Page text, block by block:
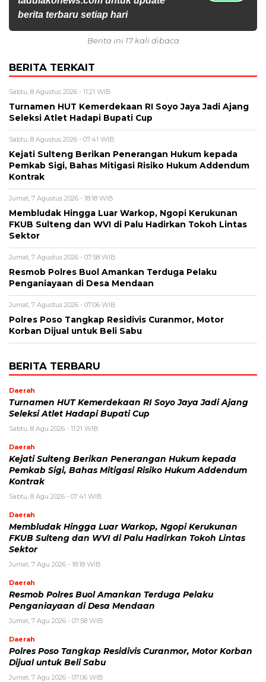
berita terbaru setiap hari
Berita ini 17 kali dibaca
BERITA TERKAIT
Sabtu, 8 Agustus 2026 - 11:21 WIB
Turnamen HUT Kemerdekaan RI Soyo Jaya Jadi Ajang
Seleksi Atlet Hadapi Bupati Cup
Sabtu, 8 Agustus 2026 - 07:41 WIB
Kejati Sulteng Berikan Penerangan Hukum kepada
Pemkab Sigi, Bahas Mitigasi Risiko Hukum Addendum
Kontrak
Jumat, 7 Agustus 2026 - 18:18 WIB
Membludak Hingga Luar Warkop, Ngopi Kerukunan
FKUB Sulteng dan WVI di Palu Hadirkan Tokoh Lintas
Sektor
Jumat, 7 Agustus 2026 - 07:58 WIB
Resmob Polres Buol Amankan Terduga Pelaku
Penganiayaan di Desa Mendaan
Jumat, 7 Agustus 2026 - 07:06 WIB
Polres Poso Tangkap Residivis Curanmor, Motor
Korban Dijual untuk Beli Sabu
BERITA TERBARU
Daerah
Turnamen HUT Kemerdekaan RI Soyo Jaya Jadi Ajang
Seleksi Atlet Hadapi Bupati Cup
Sabtu, 8 Agu 2026 - 11:21 WIB
Daerah
Kejati Sulteng Berikan Penerangan Hukum kepada
Pemkab Sigi, Bahas Mitigasi Risiko Hukum Addendum
Kontrak
Sabtu, 8 Agu 2026 - 07:41 WIB
Daerah
Membludak Hingga Luar Warkop, Ngopi Kerukunan
FKUB Sulteng dan WVI di Palu Hadirkan Tokoh Lintas
Sektor
Jumat, 7 Agu 2026 - 18:18 WIB
Daerah
Resmob Polres Buol Amankan Terduga Pelaku
Penganiayaan di Desa Mendaan
Jumat, 7 Agu 2026 - 07:58 WIB
Daerah
Polres Poso Tangkap Residivis Curanmor, Motor Korban
Dijual untuk Beli Sabu
Jumat, 7 Agu 2026 - 07:06 WIB